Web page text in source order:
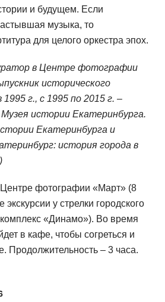
и будущем. Если
музыка, то
для целого оркестра эпох.
в Центре фотографии
исторического
г., с 1995 по 2015 г. –
истории Екатеринбурга.
Екатеринбурга и
история города в
Центре фотографии «Март» (8
экскурсии у стрелки городского
«Динамо»). Во время
в кафе, чтобы согреться и
Продолжительность – 3 часа.